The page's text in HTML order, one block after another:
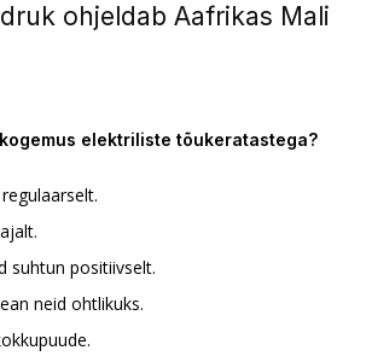
ohjeldab Aafrikas Mali
elektriliste tõukeratastega?
suhtun positiivselt.
neid ohtlikuks.